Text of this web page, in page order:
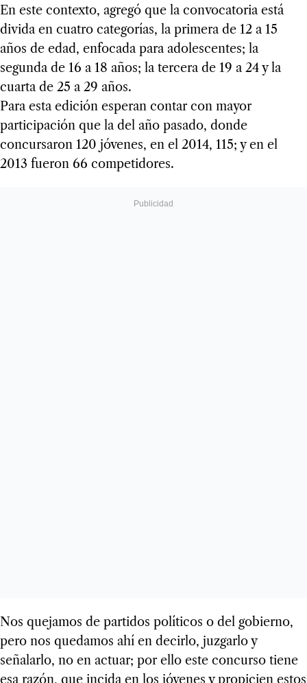
En este contexto, agregó que la convocatoria está
divida en cuatro categorías, la primera de 12 a 15
años de edad, enfocada para adolescentes; la
segunda de 16 a 18 años; la tercera de 19 a 24 y la
cuarta de 25 a 29 años.
Para esta edición esperan contar con mayor
participación que la del año pasado, donde
concursaron 120 jóvenes, en el 2014, 115; y en el
2013 fueron 66 competidores.
Nos quejamos de partidos políticos o del gobierno,
pero nos quedamos ahí en decirlo, juzgarlo y
señalarlo, no en actuar; por ello este concurso tiene
esa razón, que incida en los jóvenes y propicien estos